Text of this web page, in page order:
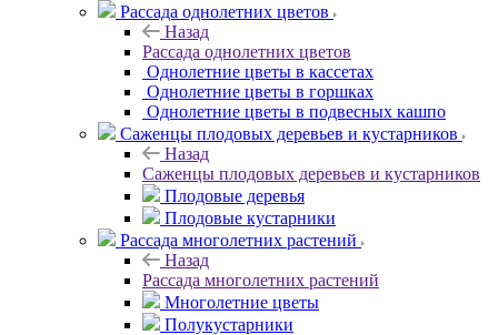
Рассада однолетних цветов
Назад
Рассада однолетних цветов
Однолетние цветы в кассетах
Однолетние цветы в горшках
Однолетние цветы в подвесных кашпо
Саженцы плодовых деревьев и кустарников
Назад
Саженцы плодовых деревьев и кустарников
Плодовые деревья
Плодовые кустарники
Рассада многолетних растений
Назад
Рассада многолетних растений
Многолетние цветы
Полукустарники